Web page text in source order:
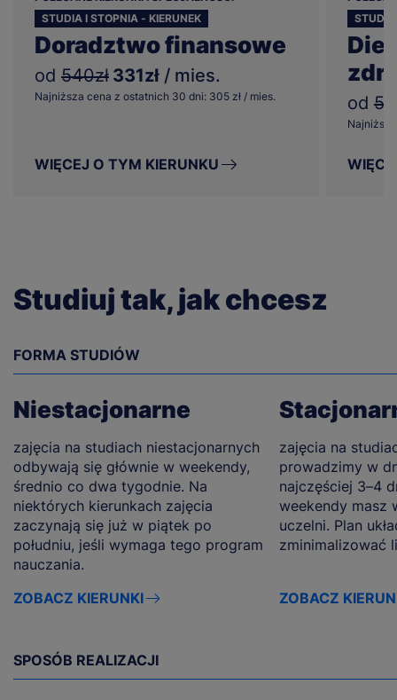
STUDIA I STOPNIA - KIERUNEK
Doradztwo finansowe
od 540zł 331zł / mies.
Najniższa cena z ostatnich 30 dni: 305 zł / mies.
WIĘCEJ O TYM KIERUNKU
STUDIA
od
Studiuj tak, jak chcesz
FORMA STUDIÓW
Niestacjonarne
zajęcia na studiach niestacjonarnych
odbywają się głównie w weekendy,
średnio co dwa tygodnie. Na
niektórych kierunkach zajęcia
zaczynają się już w piątek po
południu, jeśli wymaga tego program
nauczania.
ZOBACZ KIERUNKI
zajęcia na
prowadzimy w
najczęściej 3–4
weekendy masz
uczelni. Plan
zminimalizować
ZOBACZ
SPOSÓB REALIZACJI